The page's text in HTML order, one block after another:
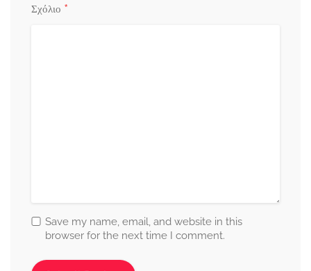
Σχόλιο *
Save my name, email, and website in this
browser for the next time I comment.